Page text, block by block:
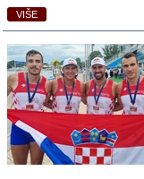
VIŠE